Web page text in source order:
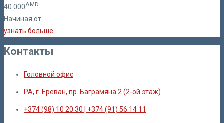
40 000AMD
Начиная от
узнать больше
Контакты
Головной офис
РА, г. Ереван, пр. Баграмяна 2 (2-ой этаж)
+374 (98) 10 20 30 | +374 (91) 56 14 11